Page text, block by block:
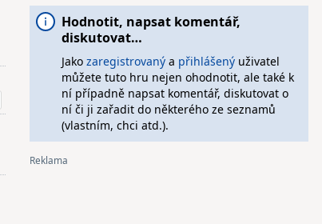
Hodnotit, napsat komentář,
diskutovat…
Jako zaregistrovanýa přihlášenýuživatel
můžete tuto hru nejen ohodnotit, ale také k
ní případně napsat komentář, diskutovat o
ní či ji zařadit do některého ze seznamů
(vlastním, chci atd.).